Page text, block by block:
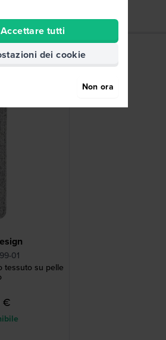
01
tessuto su pelle
€
Accettare tutti
dei cookie
Non ora